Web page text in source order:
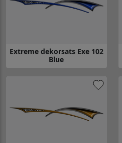
Extreme dekorsats Exe 102
Blue